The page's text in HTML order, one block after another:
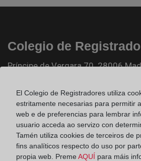
Colegio de
Príncipe de Vergara 70. 28006
Fax: 91 564 11 59
Email:contacto@registradores.org
Registro de entrada del Colegio de
El Colegio de Registradores utiliza
estritamente necesarias para permitir
web e de preferencias para lembrar
usuario acceda ao servizo con
Tamén utiliza cookies de terceiros de
fins analíticos respecto do uso por
propia web. Preme AQUÍ para máis